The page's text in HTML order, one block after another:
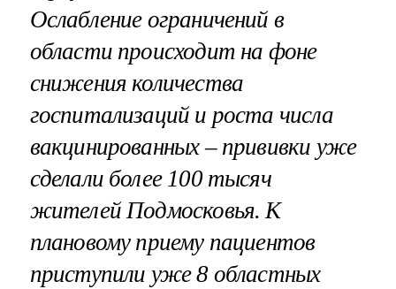
Ослабление ограничений в
области происходит на фоне
снижения количества
госпитализаций и роста числа
вакцинированных – прививки уже
сделали более 100 тысяч
жителей Подмосковья. К
плановому приему пациентов
приступили уже 8 областных